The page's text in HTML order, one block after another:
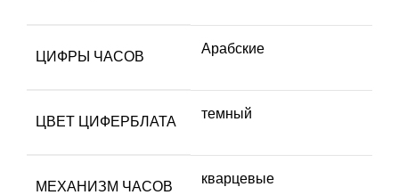
ЦИФРЫ ЧАСОВ
Арабские
ЦВЕТ ЦИФЕРБЛАТА
темный
МЕХАНИЗМ ЧАСОВ
кварцевые